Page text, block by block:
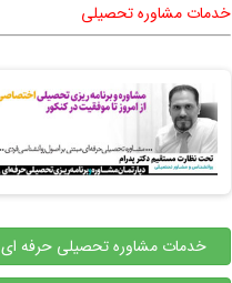
خدمات مشاوره تحصیلی
خدمات مشاوره تحصیلی حرفه ای